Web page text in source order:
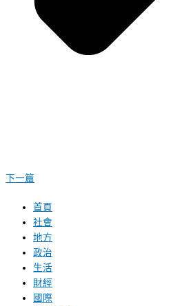
下一篇
首頁
社會
地方
政治
生活
財經
國際